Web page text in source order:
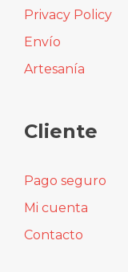
Privacy Policy
Envío
Artesanía
Cliente
Pago seguro
Mi cuenta
Contacto